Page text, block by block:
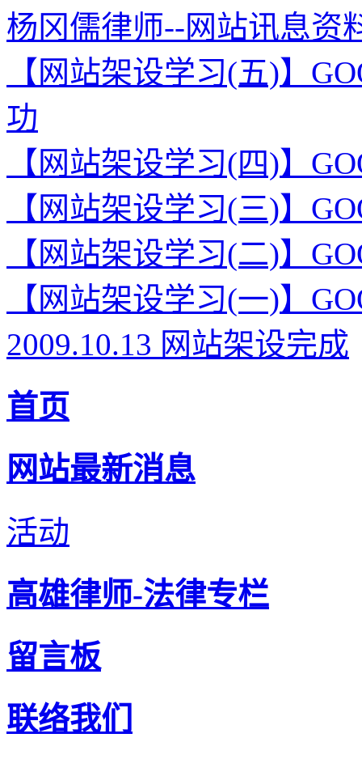
杨冈儒律师--网站讯息资
【网站架设学习(五)】
功
【网站架设学习(四)】
【网站架设学习(三)】
【网站架设学习(二)】
【网站架设学习(一)】
2009.10.13 网站架设完成
首页
网站最新消息
活动
高雄律师-法律专栏
留言板
联络我们